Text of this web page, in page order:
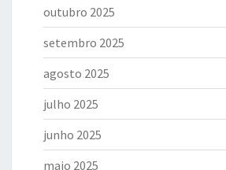
outubro 2025
setembro 2025
agosto 2025
julho 2025
junho 2025
maio 2025